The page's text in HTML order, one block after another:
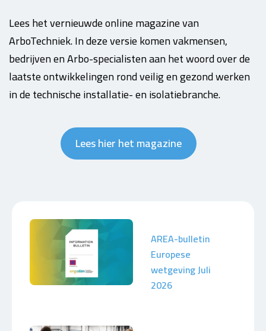
Lees het vernieuwde online magazine van
ArboTechniek. In deze versie komen vakmensen,
bedrijven en Arbo-specialisten aan het woord over de
laatste ontwikkelingen rond veilig en gezond werken
in de technische installatie- en isolatiebranche.
Lees hier het magazine
AREA-bulletin
Europese
wetgeving Juli
2026